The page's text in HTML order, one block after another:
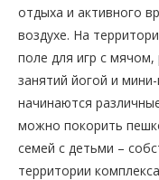
отдыха и активного
воздухе. На
поле для игр с
занятий йогой и
начинаются
можно покорить
семей с детьми –
территории